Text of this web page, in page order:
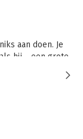
aan doen. Je
hij… een grote